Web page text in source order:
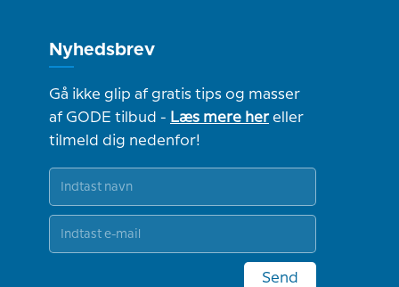
Nyhedsbrev
Gå ikke glip af gratis tips og masser
af GODE tilbud - Læs mere hereller
tilmeld dig nedenfor!
Send